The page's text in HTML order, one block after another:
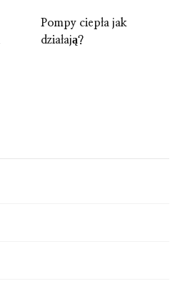
Pompy ciepła jak
działają?